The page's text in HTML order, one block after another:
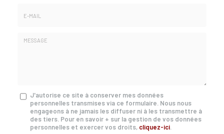
MessageJ'autorise ce site à conserver mes données
personnelles transmises via ce formulaire. Nous nous
engageons à ne jamais les diffuser ni à les transmettre à
des tiers. Pour en savoir + sur la gestion de vos données
personnelles et exercer vos droits, cliquez-ici